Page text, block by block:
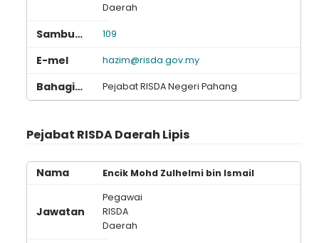
Daerah
109
hazim@risda.gov.my
Pejabat RISDA Negeri Pahang
Pejabat RISDA Daerah Lipis
Encik Mohd Zulhelmi bin Ismail
Pegawai
RISDA
Daerah